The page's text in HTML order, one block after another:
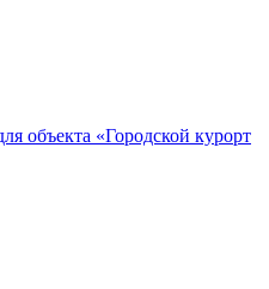
объекта «Городской курорт